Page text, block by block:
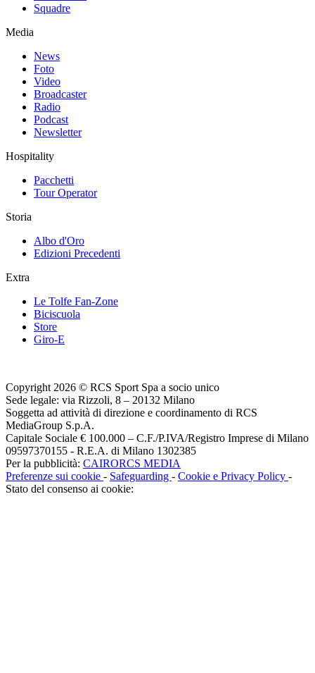
Squadre
Media
News
Foto
Video
Broadcaster
Radio
Podcast
Newsletter
Hospitality
Pacchetti
Tour Operator
Storia
Albo d'Oro
Edizioni Precedenti
Extra
Le Tolfe Fan-Zone
Biciscuola
Store
Giro-E
Copyright 2026 © RCS Sport Spa a socio unico
Sede legale: via Rizzoli, 8 – 20132 Milano
Soggetta ad attività di direzione e coordinamento di RCS
MediaGroup S.p.A.
Capitale Sociale € 100.000 – C.F./P.IVA/Registro Imprese di Milano
09597370155 - R.E.A. di Milano 1302385
Per la pubblicità: CAIRORCS MEDIA
Preferenze sui cookie - Safeguarding - Cookie e Privacy Policy -
Stato del consenso ai cookie: